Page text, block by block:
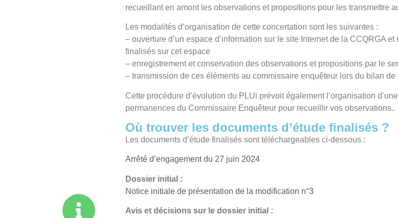
recueillant en amont les observations et propositions pour les transmettre
Les modalités d’organisation de cette concertation sont les suivantes :
– ouverture d’un espace d’information sur le site Internet de la CCQRGA
finalisés sur cet espace
– enregistrement et conservation des observations et propositions par le
– transmission de ces éléments au commissaire enquêteur lors du bilan de
Cette procédure d’évolution du PLUi prévoit également l’organisation
permanences du Commissaire Enquêteur pour recueillir vos observations..
Où trouver les documents d’étude finalisés ?
Les documents d’étude finalisés sont téléchargeables ci-dessous :
Arrêté d’engagement du 27 juin 2024
Dossier initial :
Notice initiale de présentation de la modification n°3
Avis et décisions sur le dossier initial :